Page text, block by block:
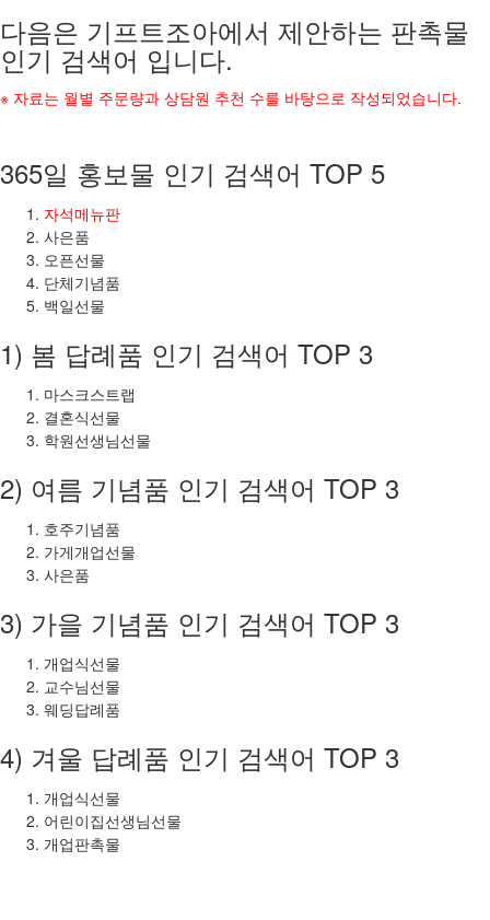
다음은 기프트조아에서 제안하는 판촉물
인기 검색어 입니다.
※ 자료는 월별 주문량과 상담원 추천 수를 바탕으로 작성되었습니다.
365일 홍보물 인기 검색어 TOP 5
자석메뉴판
사은품
오픈선물
단체기념품
백일선물
1) 봄 답례품 인기 검색어 TOP 3
마스크스트랩
결혼식선물
학원선생님선물
2) 여름 기념품 인기 검색어 TOP 3
호주기념품
가게개업선물
사은품
3) 가을 기념품 인기 검색어 TOP 3
개업식선물
교수님선물
웨딩답례품
4) 겨울 답례품 인기 검색어 TOP 3
개업식선물
어린이집선생님선물
개업판촉물